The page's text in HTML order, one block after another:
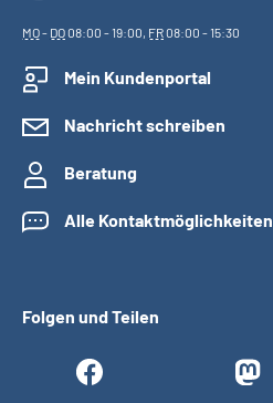
MO- DO08:00 - 19:00, FR08:00 - 15:30
Mein Kundenportal
Nachricht schreiben
Beratung
Alle Kontaktmöglichkeiten
Folgen und Teilen